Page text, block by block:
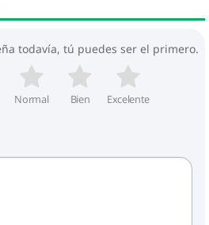
todavía, tú puedes ser el primero.
Normal Bien Excelente